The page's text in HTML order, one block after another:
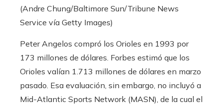
(Andre Chung/Baltimore Sun/Tribune News
Service vía Getty Images)
Peter Angelos compró los Orioles en 1993 por
173 millones de dólares. Forbes estimó que los
Orioles valían 1.713 millones de dólares en marzo
pasado. Esa evaluación, sin embargo, no incluyó a
Mid-Atlantic Sports Network (MASN), de la cual el